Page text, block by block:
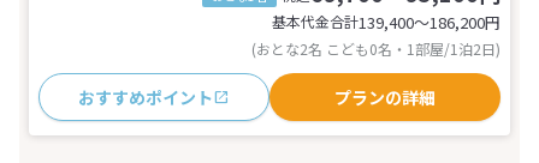
基本代金合計139,400〜186,200円
(おとな2名 こども0名・1部屋/1泊2日)
おすすめポイント プランの詳細